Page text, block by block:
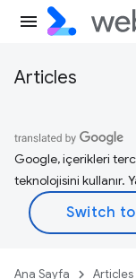
Articles
Google, içerikleri
teknolojisini kullanır.
Ana Sayfa Articles